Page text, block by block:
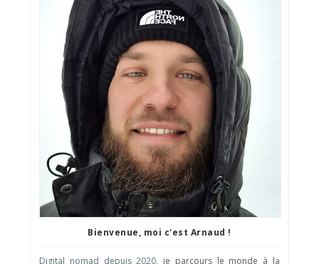
Bienvenue, moi c'est Arnaud !
Digital nomad depuis 2020, je parcours le monde à la